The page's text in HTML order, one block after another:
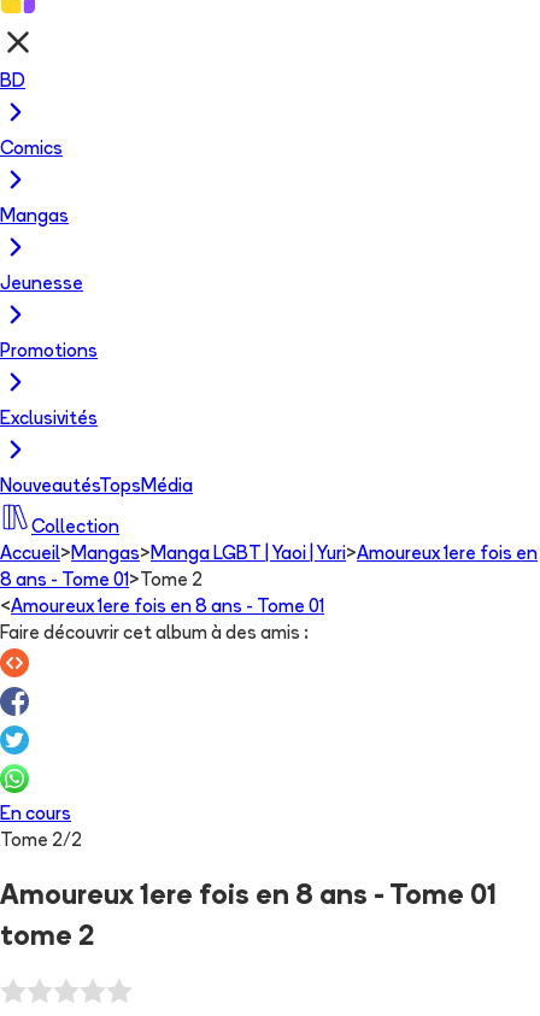
BD
Comics
Mangas
Jeunesse
Promotions
Exclusivités
NouveautésTops Média
Collection
Accueil> Mangas> Manga LGBT | Yaoi | Yuri>Amoureux 1ere fois en
8 ans - Tome 01 > Tome 2
<Amoureux 1ere fois en 8 ans - Tome 01
Faire découvrir cet album à des amis :
En cours
Tome 2/2
Amoureux 1ere fois en 8 ans - Tome 01
tome 2